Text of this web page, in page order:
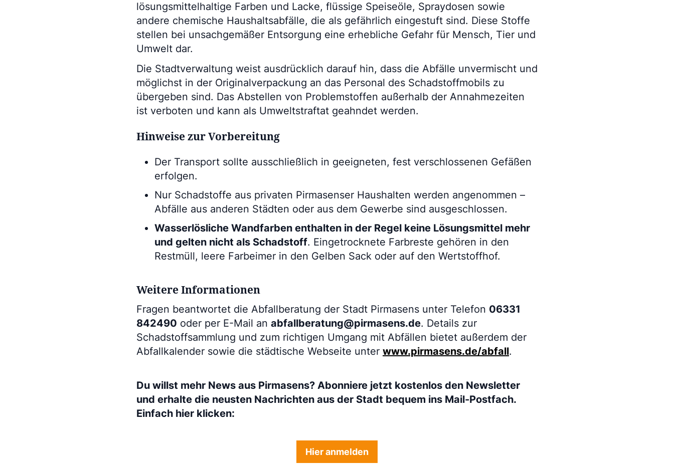
lösungsmittelhaltige Farben und Lacke, flüssige Speiseöle, Spraydosen sowie
andere chemische Haushaltsabfälle, die als gefährlich eingestuft sind. Diese Stoffe
stellen bei unsachgemäßer Entsorgung eine erhebliche Gefahr für Mensch, Tier und
Umwelt dar.
Die Stadtverwaltung weist ausdrücklich darauf hin, dass die Abfälle unvermischt und
möglichst in der Originalverpackung an das Personal des Schadstoffmobils zu
übergeben sind. Das Abstellen von Problemstoffen außerhalb der Annahmezeiten
ist verboten und kann als Umweltstraftat geahndet werden.
Hinweise zur Vorbereitung
Der Transport sollte ausschließlich in geeigneten, fest verschlossenen Gefäßen
erfolgen.
Nur Schadstoffe aus privaten Pirmasenser Haushalten werden angenommen –
Abfälle aus anderen Städten oder aus dem Gewerbe sind ausgeschlossen.
Wasserlösliche Wandfarben enthalten in der Regel keine Lösungsmittel mehr
und gelten nicht als Schadstoff. Eingetrocknete Farbreste gehören in den
Restmüll, leere Farbeimer in den Gelben Sack oder auf den Wertstoffhof.
Weitere Informationen
Fragen beantwortet die Abfallberatung der Stadt Pirmasens unter Telefon 06331
842490 oder per E-Mail an abfallberatung@pirmasens.de. Details zur
Schadstoffsammlung und zum richtigen Umgang mit Abfällen bietet außerdem der
Abfallkalender sowie die städtische Webseite unter www.pirmasens.de/abfall.
Du willst mehr News aus Pirmasens? Abonniere jetzt kostenlos den Newsletter
und erhalte die neusten Nachrichten aus der Stadt bequem ins Mail-Postfach.
Einfach hier klicken:
Hier anmelden